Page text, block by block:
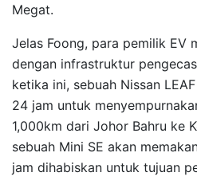
Megat.
Jelas Foong, para pemilik EV
dengan infrastruktur
ketika ini, sebuah Nissan
24 jam untuk
1,000km dari Johor Bahru ke
sebuah Mini SE akan
jam dihabiskan untuk tujuan